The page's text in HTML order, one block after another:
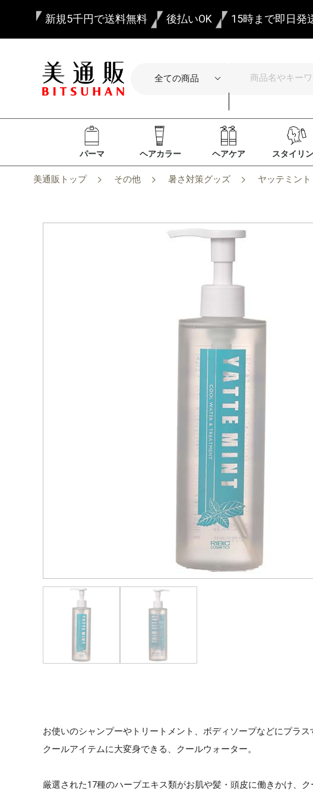
新規5千円で送料無料 後払いOK 15時まで即日発
パーマ ヘアカラー ヘアケア スタイリ
美通販トップ その他 暑さ対策グッズ ヤッテミント
お使いのシャンプーやトリートメント、ボディソープなどにプラス
クールアイテムに大変身できる、クールウォーター。
厳選された17種のハーブエキス類がお肌や髪・頭皮に働きかけ、